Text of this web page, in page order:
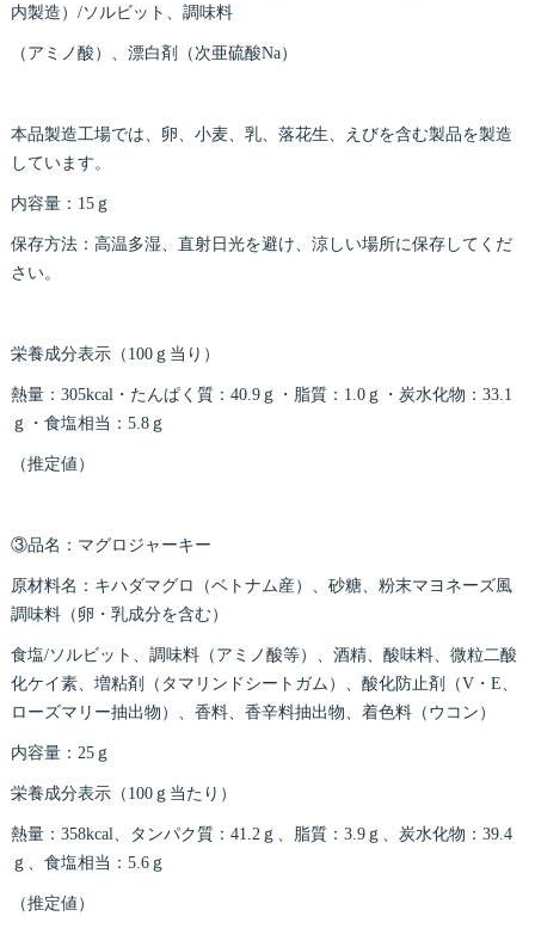
内製造）/ソルビット、調味料
（アミノ酸）、漂白剤（次亜硫酸Na）
本品製造工場では、卵、小麦、乳、落花生、えびを含む製品を製造
しています。
内容量：15ｇ
保存方法：高温多湿、直射日光を避け、涼しい場所に保存してくだ
さい。
栄養成分表示（100ｇ当り）
熱量：305kcal・たんぱく質：40.9ｇ・脂質：1.0ｇ・炭水化物：33.1
ｇ・食塩相当：5.8ｇ
（推定値）
③品名：マグロジャーキー
原材料名：キハダマグロ（ベトナム産）、砂糖、粉末マヨネーズ風
調味料（卵・乳成分を含む）
食塩/ソルビット、調味料（アミノ酸等）、酒精、酸味料、微粒二酸
化ケイ素、増粘剤（タマリンドシートガム）、酸化防止剤（V・E、
ローズマリー抽出物）、香料、香辛料抽出物、着色料（ウコン）
内容量：25ｇ
栄養成分表示（100ｇ当たり）
熱量：358kcal、タンパク質：41.2ｇ、脂質：3.9ｇ、炭水化物：39.4
ｇ、食塩相当：5.6ｇ
（推定値）